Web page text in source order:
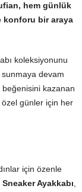
hem günlük
konforu bir araya
koleksiyonunu
devam
beğenisini kazanan
günler için her
için özenle
Sneaker Ayakkabı